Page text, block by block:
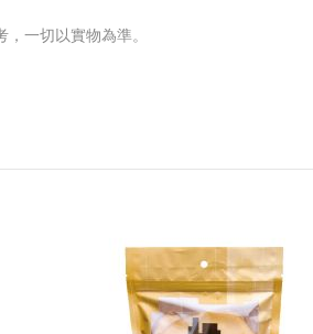
一切以實物為準。